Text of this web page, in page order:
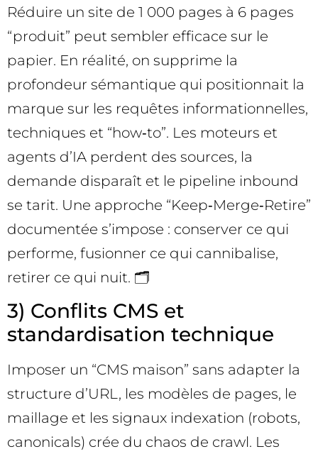
Réduire un site de 1 000 pages à 6 pages
“produit” peut sembler efficace sur le
papier. En réalité, on supprime la
profondeur sémantique qui positionnait la
marque sur les requêtes informationnelles,
techniques et “how‑to”. Les moteurs et
agents d’IA perdent des sources, la
demande disparaît et le pipeline inbound
se tarit. Une approche “Keep‑Merge‑Retire”
documentée s’impose : conserver ce qui
performe, fusionner ce qui cannibalise,
retirer ce qui nuit. 🗂️
3) Conflits CMS et
standardisation technique
Imposer un “CMS maison” sans adapter la
structure d’URL, les modèles de pages, le
maillage et les signaux indexation (robots,
canonicals) crée du chaos de crawl. Les